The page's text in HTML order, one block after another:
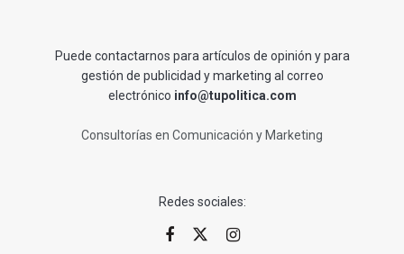
Puede contactarnos para artículos de opinión y para
gestión de publicidad y marketing al correo
electrónico info@tupolitica.com
Consultorías en Comunicación y Marketing
Redes sociales: